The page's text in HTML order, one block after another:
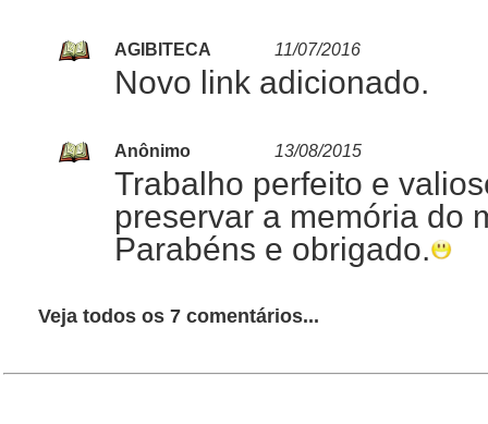
AGIBITECA 11/07/2016
Novo link adicionado.
Anônimo 13/08/2015
Trabalho perfeito e
preservar a memória do
Parabéns e obrigado.
Veja todos os 7 comentários...